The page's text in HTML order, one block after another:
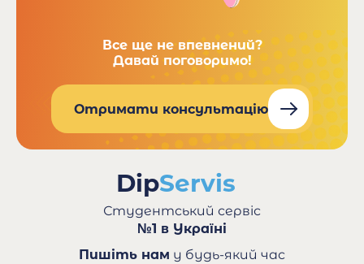
Все ще не впевнений?
Давай поговоримо!
Отримати консультацію
Студентський сервіс
№1 в Україні
Пишіть нам у будь-який час